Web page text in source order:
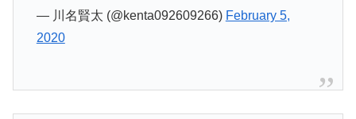
— 川名賢太 (@kenta092609266) February 5,
2020